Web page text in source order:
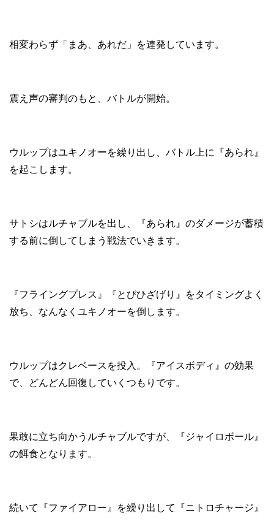
相変わらず「まあ、あれだ」を連発しています。
震え声の審判のもと、バトルが開始。
ウルップはユキノオーを繰り出し、バトル上に『あられ』
を起こします。
サトシはルチャブルを出し、『あられ』のダメージが蓄積
する前に倒してしまう戦法でいきます。
『フライングプレス』『とびひざげり』をタイミングよく
放ち、なんなくユキノオーを倒します。
ウルップはクレベースを投入。『アイスボディ』の効果
で、どんどん回復していくつもりです。
果敢に立ち向かうルチャブルですが、『ジャイロボール』
の餌食となります。
続いて『ファイアロー』を繰り出して『ニトロチャージ』